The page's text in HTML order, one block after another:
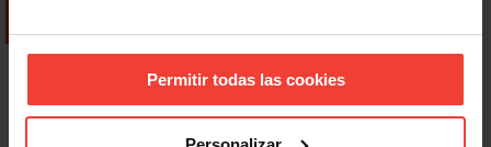
Permitir todas las cookies